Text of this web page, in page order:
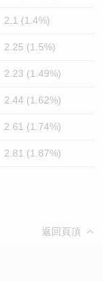
2.1 (1.4%)
2.25 (1.5%)
2.23 (1.49%)
2.44 (1.62%)
2.61 (1.74%)
2.81 (1.87%)
返回頁頂